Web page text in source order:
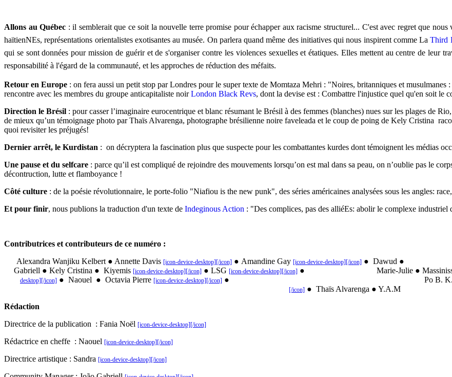
Allons au Québec : il semblerait que ce soit la nouvelle terre promise pour échapper aux racisme structurel... C'est avec regret que
haïtienNEs, représentations orientalistes exotisantes au musée. On parlera quand même des initiatives qui nous inspirent comme LaThird
qui se sont données pour mission de guérir et de s'organiser contre les violences sexuelles et étatiques. Elles mettent au centre de leur
responsabilité à l'égard de la communauté, et les approches de réduction des méfaits.
Retour en Europe : on fera aussi un petit stop par Londres pour le super texte de Momtaza Mehri : "Noires, britanniques et
rencontre avec les membres du groupe anticapitaliste noirLondon Black Revs, dont la devise est : Combattre l'injustice quel qu'en soit le
Direction le Brésil : pour casser l’imaginaire eurocentrique et blanc résumant le Brésil à des femmes (blanches) nues sur les plages de
de mieux qu’un témoignage photo par Thaïs Alvarenga, photographe brésilienne noire faveleada et le coup de poing de Kely Cristina
quoi revisiter les préjugés!
Dernier arrêt, le Kurdistan : on décryptera la fascination plus que suspecte pour les combattantes kurdes dont témoignent les médias
Une pause et du selfcare : parce qu’il est compliqué de rejoindre des mouvements lorsqu’on est mal dans sa peau, on n’oublie pas le
décontruction, lutte et flamboyance !
Côté culture : de la poésie révolutionnaire, le porte-folio "Niafiou is the new punk", des séries américaines analysées sous les angles:
Et pour finir, nous publions la traduction d'un texte de Indeginous Action : "Des complices, pas des alliéEs: abolir le complexe
Contributrices et contributeurs de ce numéro :
Alexandra Wanjiku Kelbert ● Annette Davis [icon-device-desktop][/icon] ● Amandine Gay [icon-device-desktop][/icon] ● Dawud ●
Gabriell ● Kely Cristina ● Kiyemis [icon-device-desktop][/icon] ● LSG [icon-device-desktop][/icon] ● Marie-Julie ●
desktop][/icon] ● Naouel ● Octavia Pierre [icon-device-desktop][/icon] ● Po B. K.
[/icon] ● Thaïs Alvarenga ● Y.A.M
Rédaction
Directrice de la publication : Fania Noël [icon-device-desktop][/icon]
Rédactrice en cheffe : Naouel [icon-device-desktop][/icon]
Directrice artistique : Sandra [icon-device-desktop][/icon]